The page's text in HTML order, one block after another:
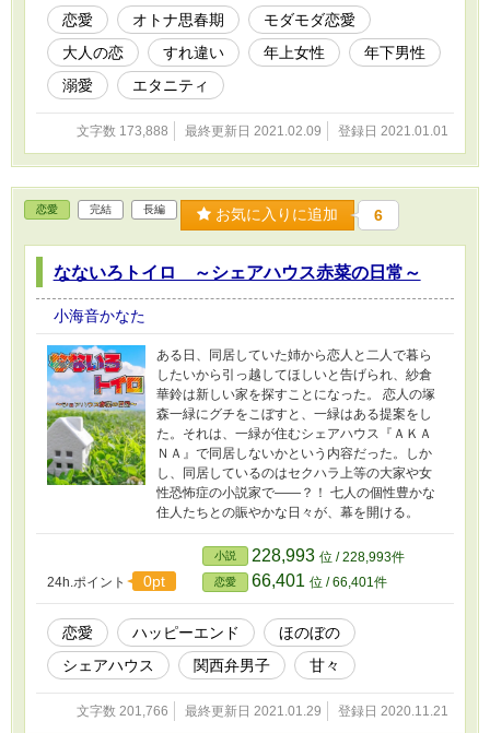
恋愛 オトナ思春期
モダモダ恋愛
大人の恋
すれ違い 年上女性
年下男性
溺愛
エタニティ
文字数 173,888 最終更新日 2021.02.09 登録日 2021.01.01
恋愛 完結 長編 お気に入りに追加 6
なないろトイロ ～シェアハウス赤菜の日常～
小海音かなた
ある日、同居していた姉から恋人と二人で暮ら
したいから引っ越してほしいと告げられ、紗倉
華鈴は新しい家を探すことになった。 恋人の塚
森一緑にグチをこぼすと、一緑はある提案をし
た。それは、一緑が住むシェアハウス『ＡＫＡ
ＮＡ』で同居しないかという内容だった。しか
し、同居しているのはセクハラ上等の大家や女
性恐怖症の小説家で――？！ 七人の個性豊かな
住人たちとの賑やかな日々が、幕を開ける。
24h.ポイント 0pt
小説 228,993 位 / 228,993件
恋愛 66,401 位 / 66,401件
恋愛 ハッピーエンド
ほのぼの
シェアハウス
関西弁男子 甘々
文字数 201,766 最終更新日 2021.01.29 登録日 2020.11.21